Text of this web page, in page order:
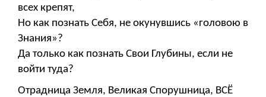
всех крепят,
Но как познать Себя, не окунувшись «головою в
Знания»?
Да только как познать Свои Глубины, если не
войти туда?
Отрадница Земля, Великая Спорушница, ВСЁ